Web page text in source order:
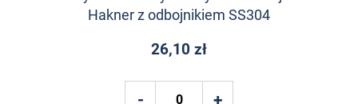
Hakner z odbojnikiem SS304
26,10 zł